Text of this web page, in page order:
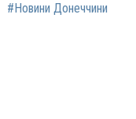
#Новини Донеччини